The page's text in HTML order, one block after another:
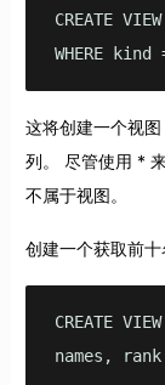
CREATE
WHERE
这将创建一个视
列。 尽管使用 *
不属于视图。
创建一个获取前十
CREATE
names,